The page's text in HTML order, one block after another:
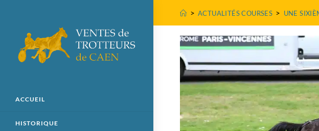
ACCUEIL
HISTORIQUE
> ACTUALITÉS COURSES > UNE